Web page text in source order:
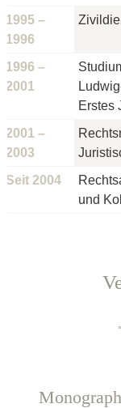
1995 –
1996
1996 –
2001
Erstes
2001 –
2003
Seit 2004
und